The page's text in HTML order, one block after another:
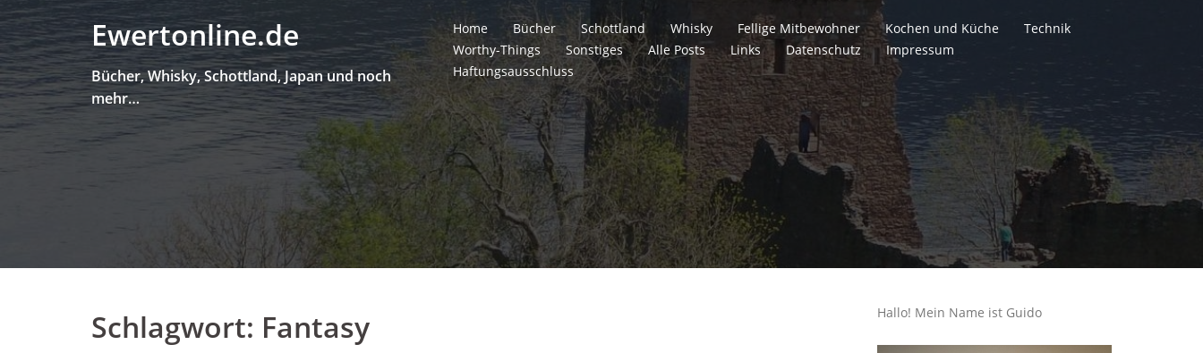
Skip
content
Ewertonline.de
Bücher, Whisky, Schottland, Japan und noch
mehr…
Home Bücher Schottland Whisky Fellige Mitbewohner Kochen und Küche
Technik
Worthy-Things
Sonstiges Alle Posts Links Datenschutz
Impressum
Haftungsausschluss
Schlagwort: Fantasy Hallo! Mein Name ist Guido